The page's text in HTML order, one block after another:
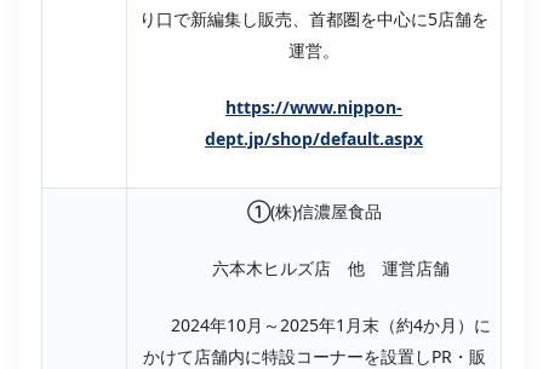
り口で新編集し販売、首都圏を中心に5店舗を
運営。
https://www.nippon-
dept.jp/shop/default.aspx
①(株)信濃屋食品
六本木ヒルズ店 他 運営店舗
2024年10月～2025年1月末（約4か月）に
かけて店舗内に特設コーナーを設置しPR・販